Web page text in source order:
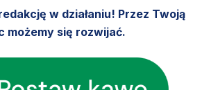
w działaniu! Przez Twoją
możemy się rozwijać.